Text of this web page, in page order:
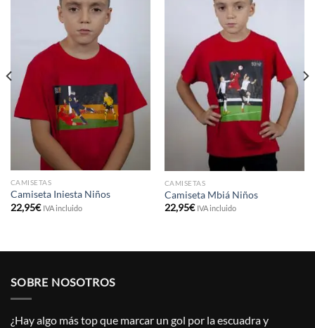
CAMISETAS
Camiseta Iniesta Niños
22,95€ IVA incluido
CAMISETAS
Camiseta Mbiá Niños
22,95€ IVA incluido
SOBRE NOSOTROS
¿Hay algo más top que marcar un gol por la escuadra y